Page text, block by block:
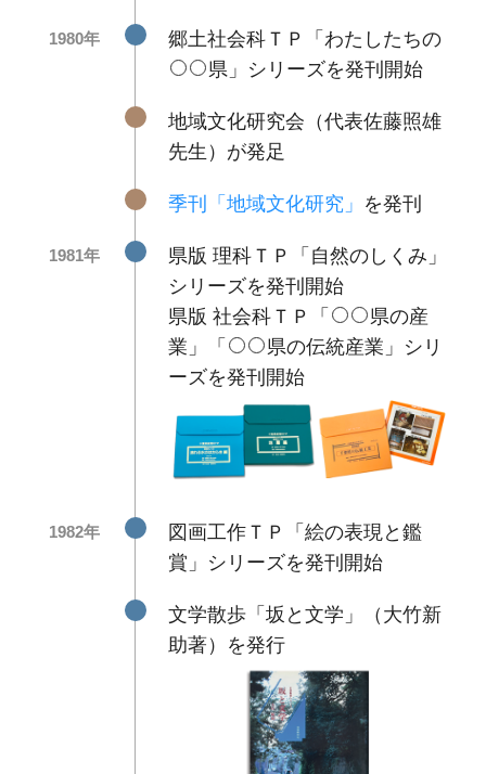
1980年
郷土社会科ＴＰ「わたしたちの
県」シリーズを発刊開始
地域文化研究会（代表佐藤照雄
先生）が発足
季刊「地域文化研究」 を発刊
1981年
県版 理科ＴＰ「自然のしくみ」
シリーズを発刊開始
県版 社会科ＴＰ「
県の産
業」「
県の伝統産業」シリ
ーズを発刊開始
1982年
図画工作ＴＰ「絵の表現と鑑
賞」シリーズを発刊開始
文学散歩「坂と文学」（大竹新
助著）を発行